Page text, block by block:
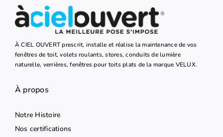
À CIEL OUVERT prescrit, installe et réalise la maintenance de vos
fenêtres de toit, volets roulants, stores, conduits de lumière
naturelle, verrières, fenêtres pour toits plats de la marque VELUX.
À propos
Notre Histoire
Nos certifications